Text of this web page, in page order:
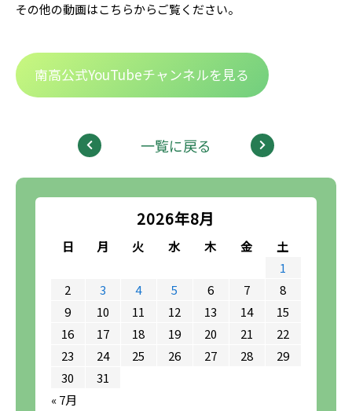
2026年8月
日 月 火 水 木 金
土
1
2
3 4 5 6 7
8
9
10 11 12 13 14
15
16
17 18 19 20 21
22
23
24 25 26 27 28
29
30
31
« 7月
その他の動画はこちらからご覧ください。
南高公式YouTubeチャンネルを見る
一覧に戻る